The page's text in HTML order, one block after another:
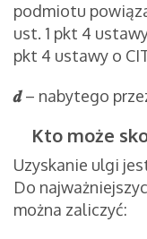
podmiotu
ust. 1 pkt 4
pkt 4 ustawy o
𝒅– nabytego
Kto może
Uzyskanie ulgi
Do
można zaliczyć: